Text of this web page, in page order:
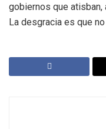
gobiernos que atisban,
La desgracia es que